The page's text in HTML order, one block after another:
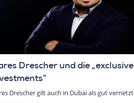
Drescher und die „exclusive
Drescher gilt auch in Dubai als gut vernetzt